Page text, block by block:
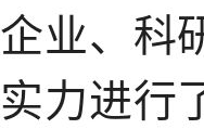
企业、科
实力进行